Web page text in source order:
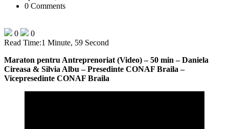
0 Comments
0
0
Read Time:1 Minute, 59 Second
Maraton pentru Antreprenoriat (Video) – 50 min – Daniela
Cireasa & Silvia Albu – Presedinte CONAF Braila –
Vicepresedinte CONAF Braila